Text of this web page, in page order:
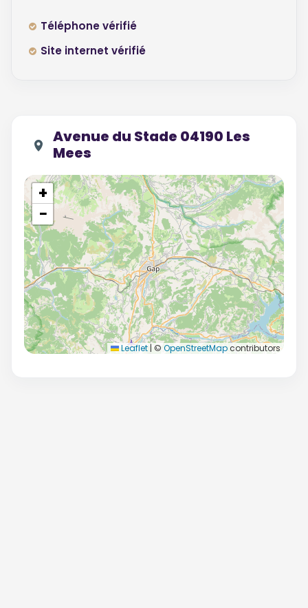
Téléphone vérifié
Site internet vérifié
Avenue du Stade 04190 Les
Mees
+
−
Leaflet | © OpenStreetMapcontributors